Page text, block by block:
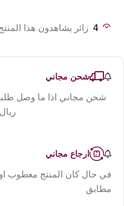
4 زائر يشاهدون هذا
شحن مجاني
ارجاع مجاني
في حال كان المنتج معطوب او
مطابق